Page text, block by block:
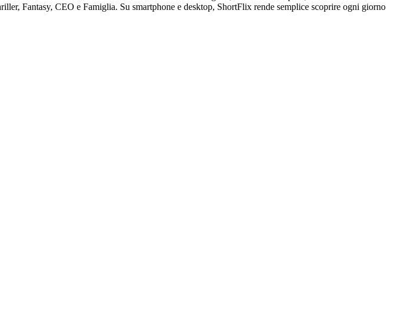
Fantasy, CEO e Famiglia. Su smartphone e desktop, ShortFlix rende semplice scoprire ogni giorno